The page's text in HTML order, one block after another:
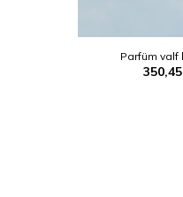
Parfüm valf
350,45